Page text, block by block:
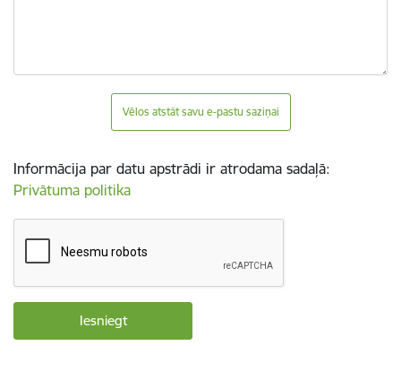
Vēlos atstāt savu e-pastu saziņai
Informācija par datu apstrādi ir atrodama sadaļā:
Privātuma politika